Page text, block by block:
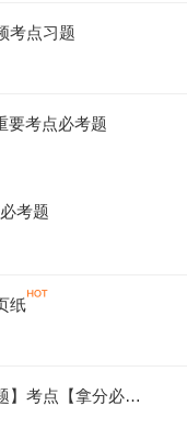
考点习题
要考点必考题
考题
纸
】考点【拿分必